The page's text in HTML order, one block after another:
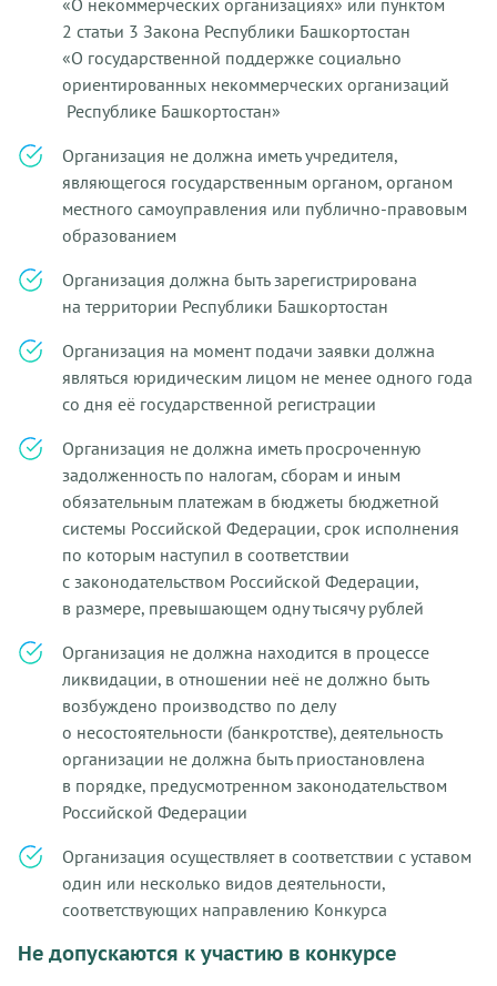
«О некоммерческих организациях» или пунктом
2 статьи 3 Закона Республики Башкортостан
«О государственной поддержке социально
ориентированных некоммерческих организаций
Республике Башкортостан»
Организация не должна иметь учредителя,
являющегося государственным органом, органом
местного самоуправления или публично-правовым
образованием
Организация должна быть зарегистрирована
на территории Республики Башкортостан
Организация на момент подачи заявки должна
являться юридическим лицом не менее одного года
со дня её государственной регистрации
Организация не должна иметь просроченную
задолженность по налогам, сборам и иным
обязательным платежам в бюджеты бюджетной
системы Российской Федерации, срок исполнения
по которым наступил в соответствии
с законодательством Российской Федерации,
в размере, превышающем одну тысячу рублей
Организация не должна находится в процессе
ликвидации, в отношении неё не должно быть
возбуждено производство по делу
о несостоятельности (банкротстве), деятельность
организации не должна быть приостановлена
в порядке, предусмотренном законодательством
Российской Федерации
Организация осуществляет в соответствии с уставом
один или несколько видов деятельности,
соответствующих направлению Конкурса
Не допускаются к участию в конкурсе